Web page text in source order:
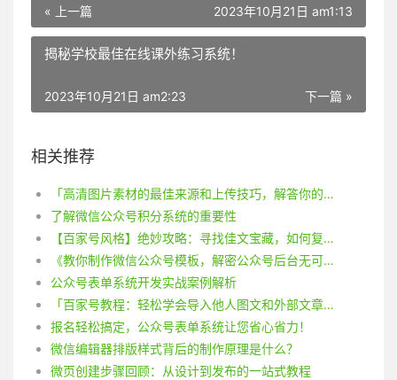
« 上一篇 2023年10月21日 am1:13
揭秘学校最佳在线课外练习系统！
下一篇 »
2023年10月21日 am2:23
相关推荐
「高清图片素材的最佳来源和上传技巧，解答你的公众号困惑！」
了解微信公众号积分系统的重要性
【百家号风格】绝妙攻略：寻找佳文宝藏，如何复制粘贴？
《教你制作微信公众号模板，解密公众号后台无可选模板的原因！》
公众号表单系统开发实战案例解析
「百家号教程：轻松学会导入他人图文和外部文章」
报名轻松搞定，公众号表单系统让您省心省力！
微信编辑器排版样式背后的制作原理是什么？
微页创建步骤回顾：从设计到发布的一站式教程